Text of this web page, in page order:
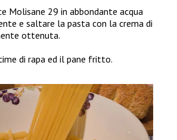
Molisane 29 in abbondante acqua
e saltare la pasta con la crema di
ottenuta.
di rapa ed il pane fritto.